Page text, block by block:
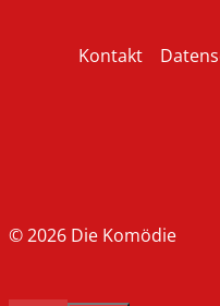
Kontakt
© 2026 Die Komödie